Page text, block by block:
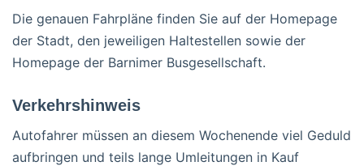
Die genauen Fahrpläne finden Sie auf der Homepage
der Stadt, den jeweiligen Haltestellen sowie der
Homepage der Barnimer Busgesellschaft.
Verkehrshinweis
Autofahrer müssen an diesem Wochenende viel Geduld
aufbringen und teils lange Umleitungen in Kauf